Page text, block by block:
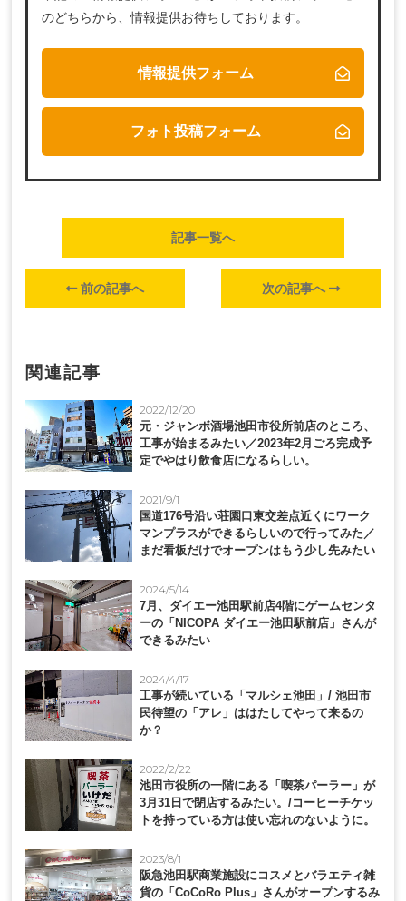
のどちらから、情報提供お待ちしております。
情報提供フォーム
フォト投稿フォーム
前の記事へ
記事一覧へ
次の記事へ
関連記事
2022/12/20
元・ジャンボ酒場池田市役所前店のところ、
工事が始まるみたい／2023年2月ごろ完成予
定でやはり飲食店になるらしい。
2021/9/1
国道176号沿い荘園口東交差点近くにワーク
マンプラスができるらしいので行ってみた／
まだ看板だけでオープンはもう少し先みたい
2024/5/14
7月、ダイエー池田駅前店4階にゲームセンタ
ーの「NICOPA ダイエー池田駅前店」さんが
できるみたい
2024/4/17
工事が続いている「マルシェ池田」/ 池田市
民待望の「アレ」ははたしてやって来るの
か？
2022/2/22
池田市役所の一階にある「喫茶パーラー」が
3月31日で閉店するみたい。/コーヒーチケッ
トを持っている方は使い忘れのないように。
2023/8/1
阪急池田駅商業施設にコスメとバラエティ雑
貨の「CoCoRo Plus」さんがオープンするみ